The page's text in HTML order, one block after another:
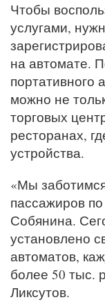
Чтобы
услугами,
на автомате.
портативного
можно не
торговых
ресторанах,
устройства.
«Мы
пассажиров
Собянина.
установлено
автоматов,
более 50 тыс.
Ликсутов.